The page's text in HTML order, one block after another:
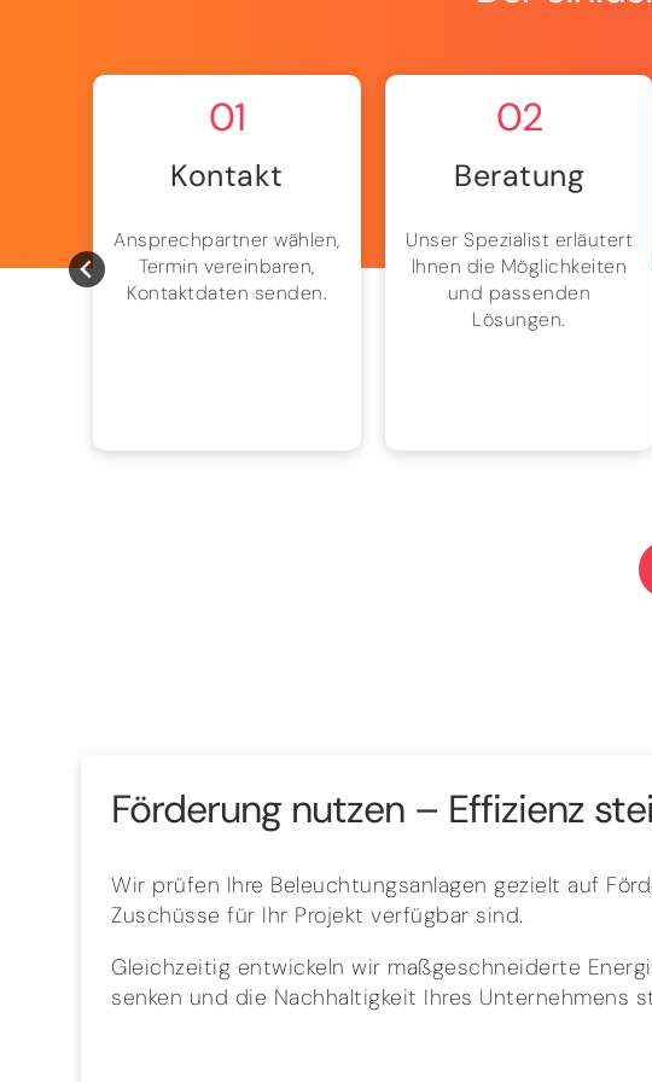
01
Kontakt
Ansprechpartner wählen,
Termin vereinbaren,
Kontaktdaten senden.
02
Beratung
Unser Spezialist erläutert
Ihnen die Möglichkeiten
und passenden
Lösungen.
Förderung nutzen – Effizienz
Wir prüfen Ihre Beleuchtungsanlagen gezielt auf
Zuschüsse für Ihr Projekt verfügbar sind.
Gleichzeitig entwickeln wir maßgeschneiderte
senken und die Nachhaltigkeit Ihres Unternehmens